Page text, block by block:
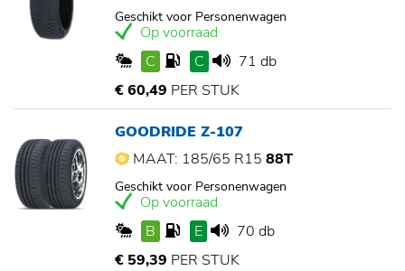
Geschikt voor Personenwagen
Op voorraad
C
C
71 db
€ 60,49 PER STUK
GOODRIDE Z-107
MAAT: 185/65 R15 88T
Geschikt voor Personenwagen
Op voorraad
B
E
70 db
€ 59,39 PER STUK